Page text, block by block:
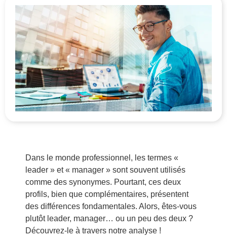
Dans le monde professionnel, les termes «
leader » et « manager » sont souvent utilisés
comme des synonymes. Pourtant, ces deux
profils, bien que complémentaires, présentent
des différences fondamentales. Alors, êtes-vous
plutôt leader, manager… ou un peu des deux ?
Découvrez-le à travers notre analyse !